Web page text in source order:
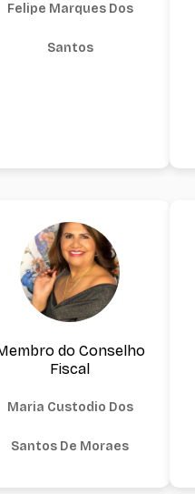
Felipe Marques Dos
Santos
do Conselho
Fiscal
Maria Custodio Dos
Santos De Moraes